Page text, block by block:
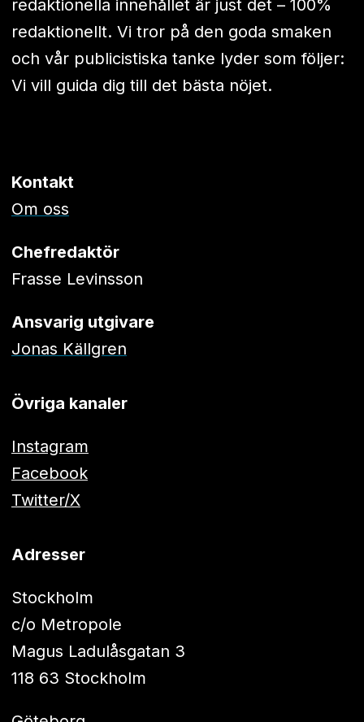
redaktionella innehållet är just det – 100%
redaktionellt. Vi tror på den goda smaken
och vår publicistiska tanke lyder som följer:
Vi vill guida dig till det bästa nöjet.
Kontakt
Om oss
Chefredaktör
Frasse Levinsson
Ansvarig utgivare
Jonas Källgren
Övriga kanaler
Instagram
Facebook
Twitter/X
Adresser
Stockholm
c/o Metropole
Magus Ladulåsgatan 3
118 63 Stockholm